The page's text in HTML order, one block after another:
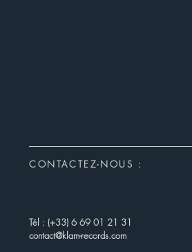
CONTACTEZ-NOUS :
Tél : (+33) 6 69 01 21 31
contact@klam-records.com